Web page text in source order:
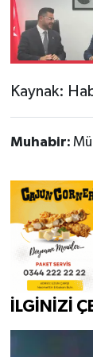
Kaynak:
Muhabir: